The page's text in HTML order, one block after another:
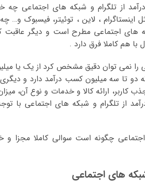
از تلگرام و شبکه های اجتماعی چه
، لاین ، توئیتر، فیسبوک و…
های اجتماعی مطرح است و دیگر عاقبت
هم کاملا فرق دارد .
را نمی توان دقیق مشخص کرد از یک یا
دو تا سه میلیون کسب درآمد دارد و
ارائه کالا و خدمات و نوع آن،
از تلگرام و شبکه های اجتماعی با
چگونه است سوالی کاملا مجزا و
های اجتماعی